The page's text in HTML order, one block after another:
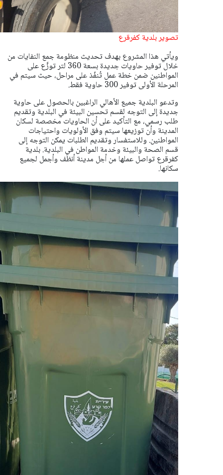
تصوير بلدية كفرقرع
ويأتي هذا المشروع بهدف تحديث منظومة جمع النفايات من
خلال توفير حاويات جديدة بسعة 360 لتر توزَّع على
المواطنين ضمن خطة عمل تُنفّذ على مراحل، حيث سيتم في
المرحلة الأولى توفير 300 حاوية فقط.
وتدعو البلدية جميع الأهالي الراغبين بالحصول على حاوية
جديدة إلى التوجه لقسم تحسين البيئة في البلدية وتقديم
طلب رسمي، مع التأكيد على أن الحاويات مخصصة لسكان
المدينة وأن توزيعها سيتم وفق الأولويات واحتياجات
المواطنين. وللاستفسار وتقديم الطلبات يمكن التوجه إلى
قسم الصحة والبيئة وخدمة المواطن في البلدية. بلدية
كفرقرع تواصل عملها من أجل مدينة أنظف وأجمل لجميع
سكانها.